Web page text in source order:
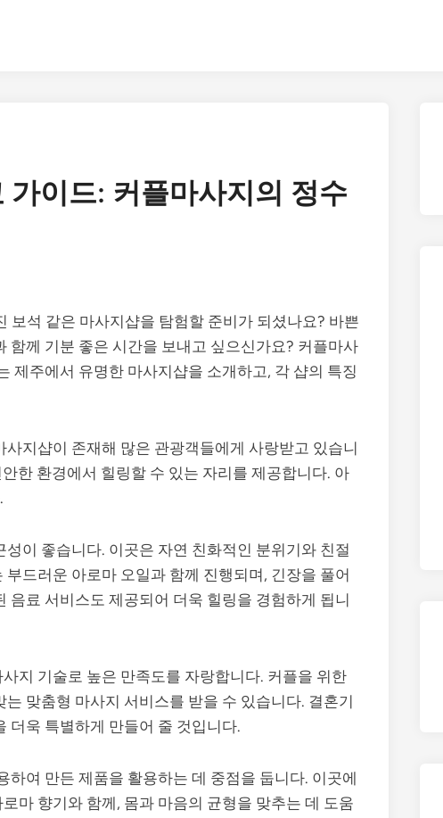
이드: 커플마사지의 정수
보석 같은 마사지샵을 탐험할 준비가 되셨나요? 바쁜
함께 기분 좋은 시간을 보내고 싶으신가요? 커플마사
제주에서 유명한 마사지샵을 소개하고, 각 샵의 특징
지샵이 존재해 많은 관광객들에게 사랑받고 있습니
한 환경에서 힐링할 수 있는 자리를 제공합니다. 아
이 좋습니다. 이곳은 자연 친화적인 분위기와 친절
부드러운 아로마 오일과 함께 진행되며, 긴장을 풀어
료 서비스도 제공되어 더욱 힐링을 경험하게 됩니
지 기술로 높은 만족도를 자랑합니다. 커플을 위한
맞춤형 마사지 서비스를 받을 수 있습니다. 결혼기
더욱 특별하게 만들어 줄 것입니다.
여 만든 제품을 활용하는 데 중점을 둡니다. 이곳에
마 향기와 함께, 몸과 마음의 균형을 맞추는 데 도움